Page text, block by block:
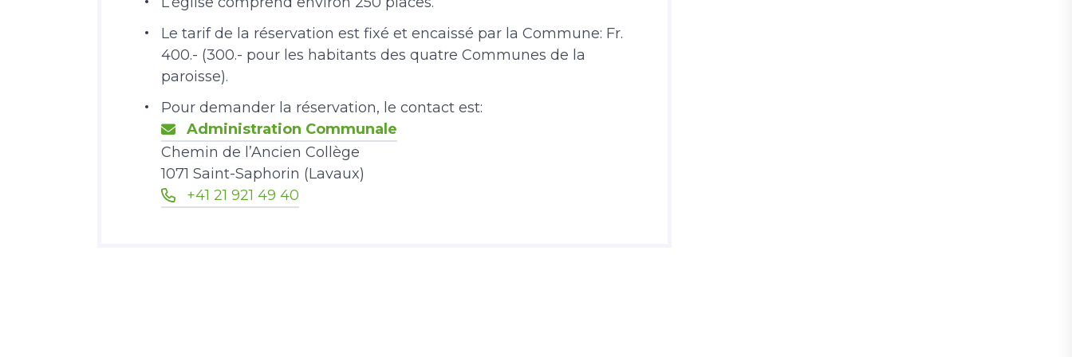
Le tarif de la réservation est fixé et encaissé par la Commune: Fr.
400.- (300.- pour les habitants des quatre Communes de la
paroisse).
Pour demander la réservation, le contact est:
Administration Communale
Chemin de l’Ancien Collège
1071 Saint-Saphorin (Lavaux)
+41 21 921 49 40